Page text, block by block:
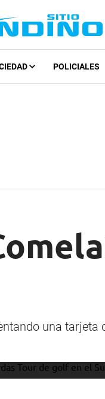
POLICIALES
una tarjeta